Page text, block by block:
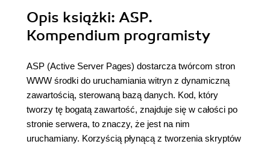
Opis książki: ASP.
Kompendium programisty
ASP (Active Server Pages) dostarcza twórcom stron
WWW środki do uruchamiania witryn z dynamiczną
zawartością, sterowaną bazą danych. Kod, który
tworzy tę bogatą zawartość, znajduje się w całości po
stronie serwera, to znaczy, że jest na nim
uruchamiany. Korzyścią płynącą z tworzenia skryptów